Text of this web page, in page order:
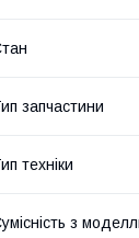
запчастини
техніки
з